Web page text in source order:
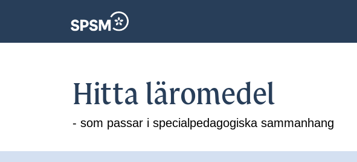
Hitta läromedel
- som passar i specialpedagogiska sammanhang